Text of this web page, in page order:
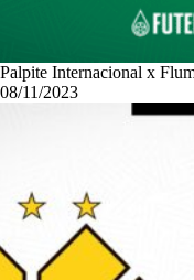
Palpite Internacional x
08/11/2023